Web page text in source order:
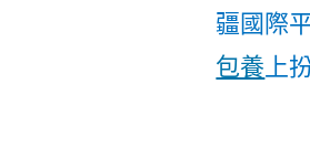
疆國際
包養 上